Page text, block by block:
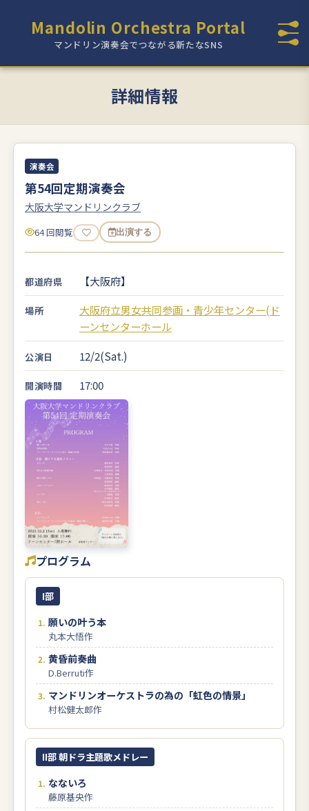
Mandolin Orchestra Portal
マンドリン演奏会でつながる新たなSNS
詳細情報
演奏会
第54回定期演奏会
大阪大学マンドリンクラブ
64 回閲覧 出演する
都道府県 【大阪府】
場所
大阪府立男女共同参画・青少年センター(ド
ーンセンターホール
公演日 12/2(Sat.)
開演時間 17:00
プログラム
I部
願いの叶う本
丸本大悟作
黄昏前奏曲
D.Berruti作
マンドリンオーケストラの為の「虹色の情景」
村松健太郎作
II部 朝ドラ主題歌メドレー
なないろ
藤原基央作